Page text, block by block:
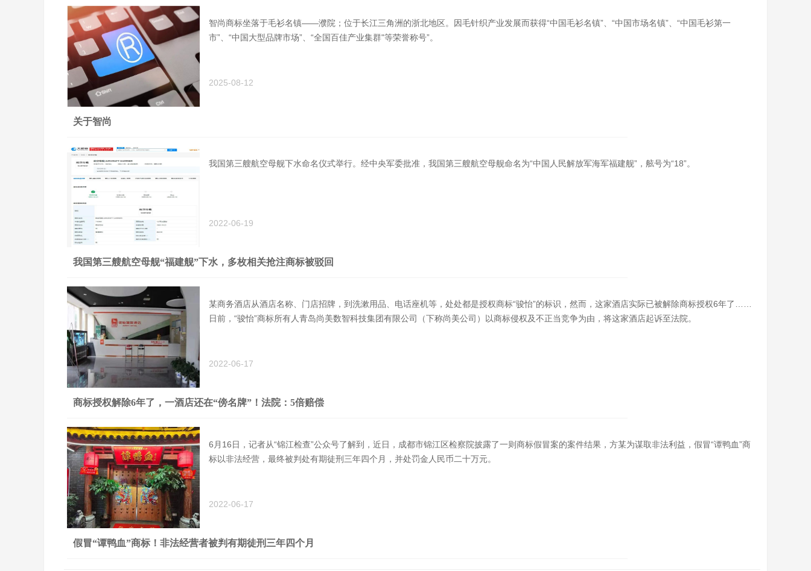
关于智尚
智尚商标坐落于毛衫名镇——濮院；位于长江三角洲的浙北地区。因毛针织产业发展而获得“中国毛衫名镇”、“中国市场名镇”、“中国毛衫第一
市”、“中国大型品牌市场”、“全国百佳产业集群"等荣誉称号”。
2025-08-12
我国第三艘航空母舰“福建舰”下水，多枚相关抢注商标被驳回
我国第三艘航空母舰下水命名仪式举行。经中央军委批准，我国第三艘航空母舰命名为“中国人民解放军海军福建舰”，舷号为“18”。
2022-06-19
商标授权解除6年了，一酒店还在“傍名牌”！法院：5倍赔偿
某商务酒店从酒店名称、门店招牌，到洗漱用品、电话座机等，处处都是授权商标“骏怡”的标识，然而，这家酒店实际已被解除商标授权6年了……
日前，“骏怡”商标所有人青岛尚美数智科技集团有限公司（下称尚美公司）以商标侵权及不正当竞争为由，将这家酒店起诉至法院。
2022-06-17
假冒“谭鸭血”商标！非法经营者被判有期徒刑三年四个月
6月16日，记者从“锦江检查”公众号了解到，近日，成都市锦江区检察院披露了一则商标假冒案的案件结果，方某为谋取非法利益，假冒“谭鸭血”商
标以非法经营，最终被判处有期徒刑三年四个月，并处罚金人民币二十万元。
2022-06-17